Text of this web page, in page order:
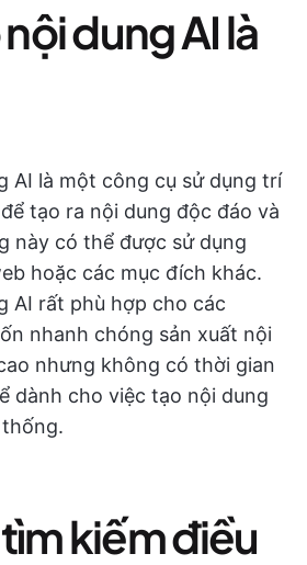
dung AI là
AI là một công cụ sử dụng trí
tạo ra nội dung độc đáo và
này có thể được sử dụng
hoặc các mục đích khác.
AI rất phù hợp cho các
nhanh chóng sản xuất nội
nhưng không có thời gian
dành cho việc tạo nội dung
kiếm điều